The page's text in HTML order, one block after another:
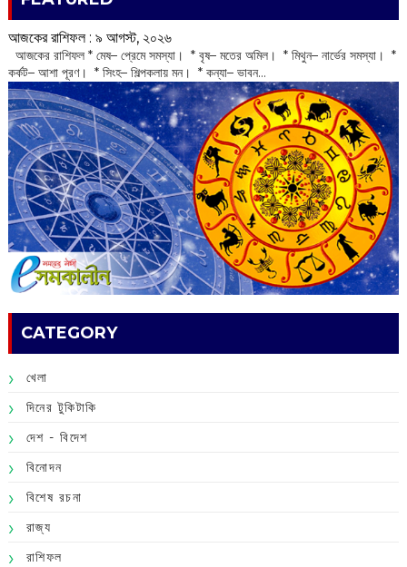
আজকের রাশিফল :‌ ‌‌৯ আগস্ট, ২০২৬
‌ আজকের রাশিফল * মেষ– প্রেমে সমস্যা। * বৃষ– মতের অমিল। * মিথুন– নার্ভের সমস্যা। *
কর্কট– আশা পূরণ। * সিংহ– শিল্পকলায় মন। * কন্যা– ভাবন...
CATEGORY
খেলা
দিনের টুকিটাকি
দেশ - বিদেশ
বিনোদন
বিশেষ রচনা
রাজ্য
রাশিফল